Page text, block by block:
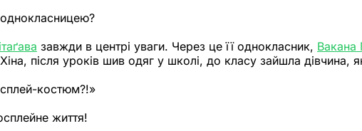
завжди в центрі уваги. Через це її однокласник, Вакана
після уроків шив одяг у школі, до класу зайшла дівчина,
костюм?!»
життя!